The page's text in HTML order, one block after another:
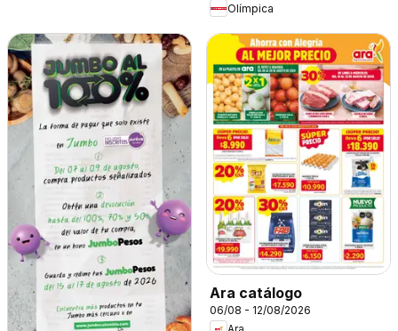
Olímpica
Ara catálogo
06/08 - 12/08/2026